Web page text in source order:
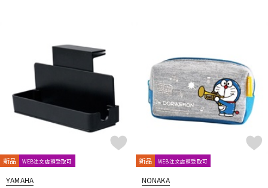
Rampone&Cazzani REKA
Reunion Blues
ROCHE-THOMAS
Roland Rondino ROUSSEAU
Rovner
RSBerkeley
Schilke Seibold SEIKO
Selmer Paris
Silent Felt
Silverstein
SML（Strasser Marigaux Lemaire）
SNOOPY WITH MUSIC
SOULO MUTE
SST(Schucht Sax Technology)
T-Z
T.K MELODY TAHORNG
Ted Klum
新品 WEB注文店頭受取可
YAMAHA
新品 WEB注文店頭受取可
NONAKA